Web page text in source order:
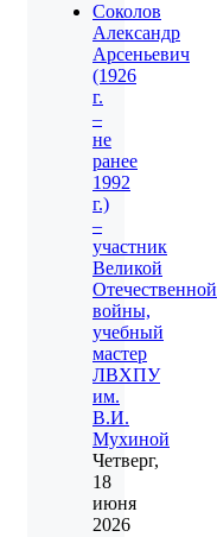
Соколов
Александр
Арсеньевич
(1926
г.
–
не
ранее
1992
г.)
–
участник
Великой
Отечественной
войны,
учебный
мастер
ЛВХПУ
им.
В.И.
Мухиной
Четверг,
18
июня
2026